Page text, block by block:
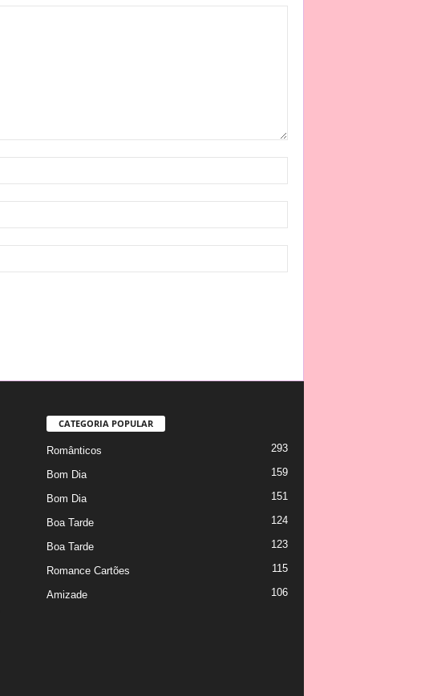
CATEGORIA POPULAR
Românticos 293
Bom Dia 159
Bom Dia 151
Boa Tarde 124
Boa Tarde 123
Romance Cartões 115
Amizade 106